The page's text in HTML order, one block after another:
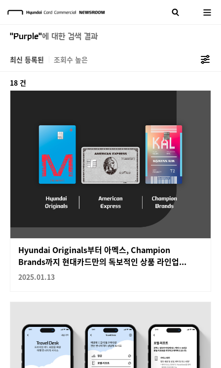
"Purple"에 대한 검색 결과
최신 등록된 조회수 높은
18 건
Hyundai Originals부터 아멕스, Champion
Brands까지 현대카드만의 독보적인 상품 라인업...
2025.01.13